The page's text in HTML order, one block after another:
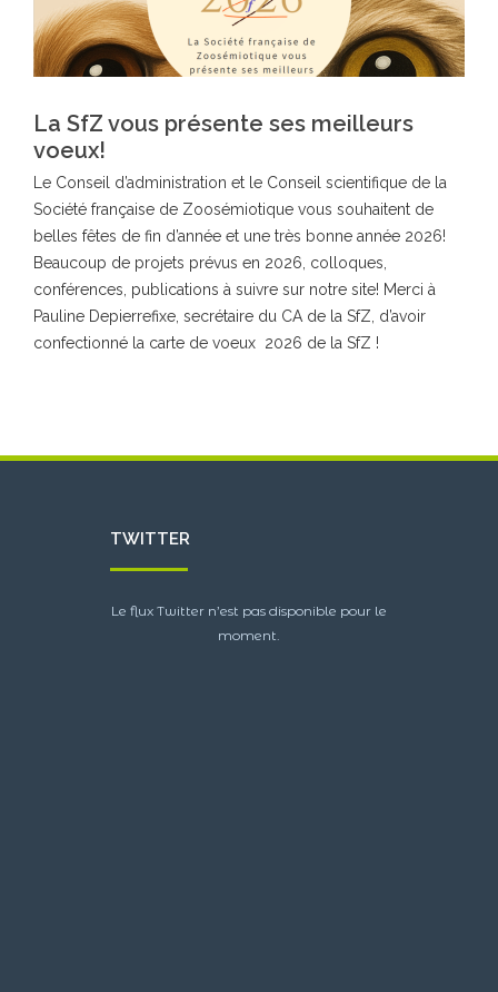
La SfZ vous présente ses meilleurs
voeux!
Le Conseil d’administration et le Conseil scientifique de la
Société française de Zoosémiotique vous souhaitent de
belles fêtes de fin d’année et une très bonne année 2026!
Beaucoup de projets prévus en 2026, colloques,
conférences, publications à suivre sur notre site! Merci à
Pauline Depierrefixe, secrétaire du CA de la SfZ, d’avoir
confectionné la carte de voeux 2026 de la SfZ !
TWITTER
Le flux Twitter n’est pas disponible pour le
moment.